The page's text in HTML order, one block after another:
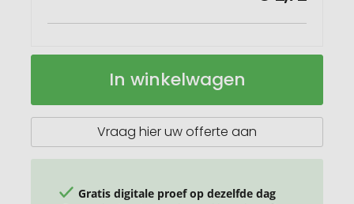
Eetlust
Op
In winkelwagen
Vraag hier uw offerte aan
Gratis digitale proef op dezelfde dag